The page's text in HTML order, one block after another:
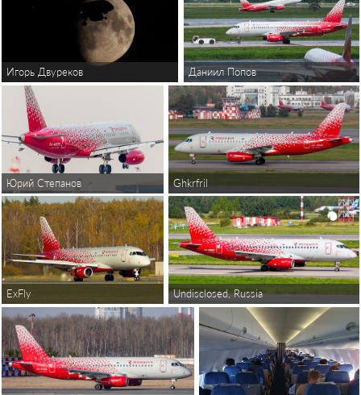
Игорь Двуреков Даниил Попов
Юрий Степанов Ghkrfril
ExFly Undisclosed, Russia